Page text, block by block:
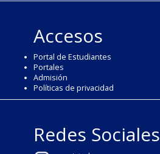
Accesos
Portal de Estudiantes
Portales
Admisión
Políticas de privacidad
Redes Sociales